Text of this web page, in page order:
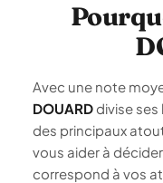
Avec une note
DOUARD divise
des principaux
vous aider à décider
correspond à vos